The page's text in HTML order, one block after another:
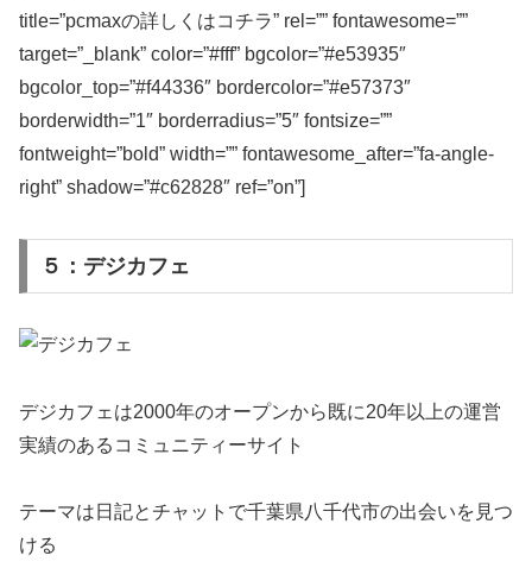
title=”pcmaxの詳しくはコチラ” rel=”” fontawesome=””
target=”_blank” color=”#fff” bgcolor=”#e53935″
bgcolor_top=”#f44336″ bordercolor=”#e57373″
borderwidth=”1″ borderradius=”5″ fontsize=””
fontweight=”bold” width=”” fontawesome_after=”fa-angle-
right” shadow=”#c62828″ ref=”on”]
５：デジカフェ
デジカフェは2000年のオープンから既に20年以上の運営
実績のあるコミュニティーサイト
テーマは日記とチャットで千葉県八千代市の出会いを見つ
ける